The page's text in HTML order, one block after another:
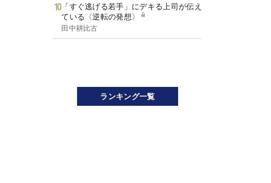
「すぐ逃げる若手」にデキる上司が伝え
ている〈逆転の発想〉
田中耕比古
ランキング一覧